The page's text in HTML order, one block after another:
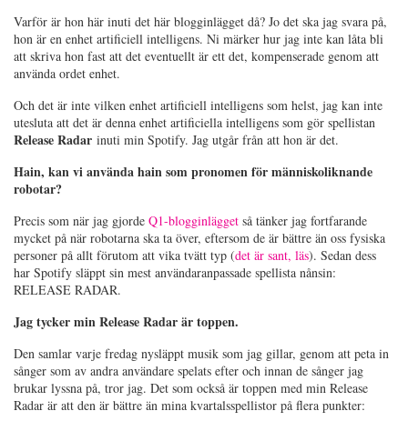
Varför är hon här inuti det här blogginlägget då? Jo det ska jag svara på,
hon är en enhet artificiell intelligens. Ni märker hur jag inte kan låta bli
att skriva hon fast att det eventuellt är ett det, kompenserade genom att
använda ordet enhet.
Och det är inte vilken enhet artificiell intelligens som helst, jag kan inte
utesluta att det är denna enhet artificiella intelligens som gör spellistan
Release Radar inuti min Spotify. Jag utgår från att hon är det.
Hain, kan vi använda hain som pronomen för människoliknande
robotar?
Precis som när jag gjorde Q1-blogginlägget så tänker jag fortfarande
mycket på när robotarna ska ta över, eftersom de är bättre än oss fysiska
personer på allt förutom att vika tvätt typ (det är sant, läs). Sedan dess
har Spotify släppt sin mest användaranpassade spellista nånsin:
RELEASE RADAR.
Jag tycker min Release Radar är toppen.
Den samlar varje fredag nysläppt musik som jag gillar, genom att peta in
sånger som av andra användare spelats efter och innan de sånger jag
brukar lyssna på, tror jag. Det som också är toppen med min Release
Radar är att den är bättre än mina kvartalsspellistor på flera punkter: